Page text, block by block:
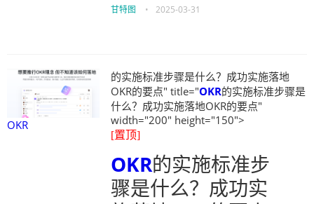
甘特图 • 2025-03-31
OKR
的实施标准步骤是什么？成功实施落地
OKR的要点" title="OKR的实施标准步骤是
什么？成功实施落地OKR的要点"
width="200" height="150">
[置顶]
OKR的实施标准步
骤是什么？成功实